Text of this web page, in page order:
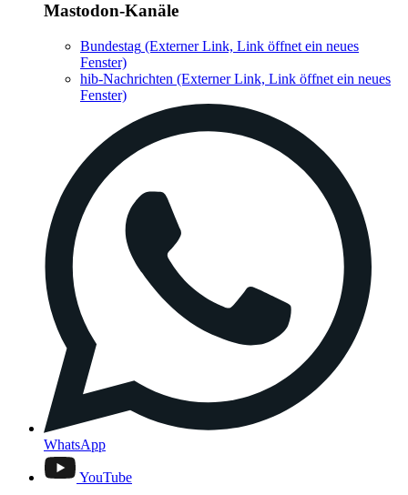
Mastodon-Kanäle
Bundestag (Externer Link, Link öffnet ein neues
Fenster)
hib-Nachrichten (Externer Link, Link öffnet ein neues
Fenster)
WhatsApp
YouTube